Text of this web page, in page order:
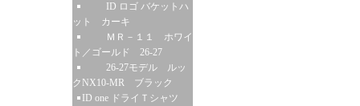
ID ロゴ バケットハ
ット カーキ
ＭＲ－１１ ホワイ
ト／ゴールド 26-27
26-27モデル ルッ
クNX10-MR ブラック
ID one ドライＴシャツ